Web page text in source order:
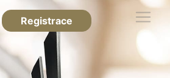
Registrace